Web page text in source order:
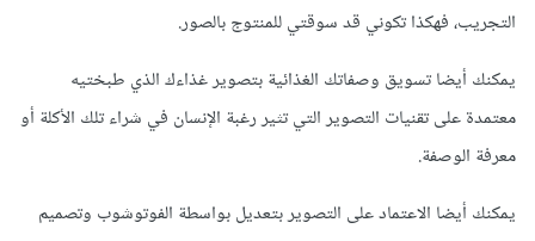
التجريب، فهكذا تكوني قد سوقتي للمنتوج بالصور.
يمكنك أيضا تسويق وصفاتك الغذائية بتصوير غذاءك الذي طبختيه
معتمدة على تقنيات التصوير التي تثير رغبة الإنسان في شراء تلك الأكلة أو
معرفة الوصفة.
يمكنك أيضا الاعتماد على التصوير بتعديل بواسطة الفوتوشوب وتصميم